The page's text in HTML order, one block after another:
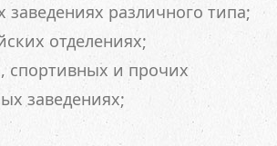
заведениях различного типа;
отделениях;
спортивных и прочих
заведениях;